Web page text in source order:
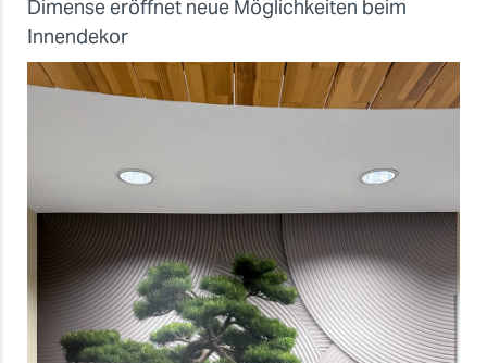
Dimense eröffnet neue Möglichkeiten beim
Innendekor